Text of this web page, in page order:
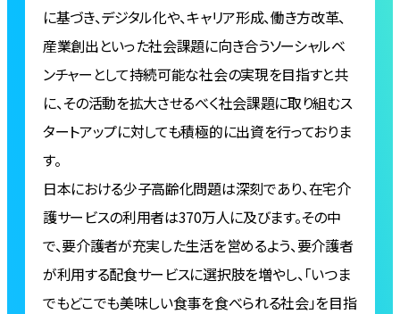
に基づき、デジタル化や、キャリア形成、働き方改革、
産業創出といった社会課題に向き合うソーシャルベ
ンチャーとして持続可能な社会の実現を目指すと共
に、その活動を拡大させるべく社会課題に取り組むス
タートアップに対しても積極的に出資を行っておりま
す。
日本における少子高齢化問題は深刻であり、在宅介
護サービスの利用者は370万人に及びます。その中
で、要介護者が充実した生活を営めるよう、要介護者
が利⽤する配⾷サービスに選択肢を増やし、「いつま
でもどこでも美味しい⾷事を⾷べられる社会」を⽬指